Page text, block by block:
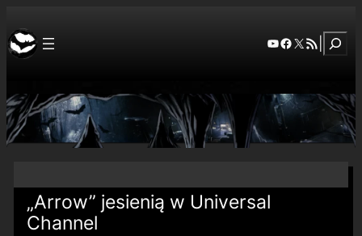
YouTube
Facebook
X RSS Feed
„Arrow” jesienią w Universal
Channel